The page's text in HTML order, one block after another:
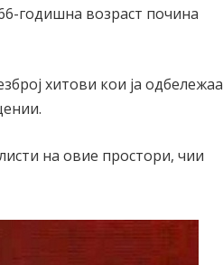
годишна возраст почина
хитови кои ја одбележаа
на овие простори, чии